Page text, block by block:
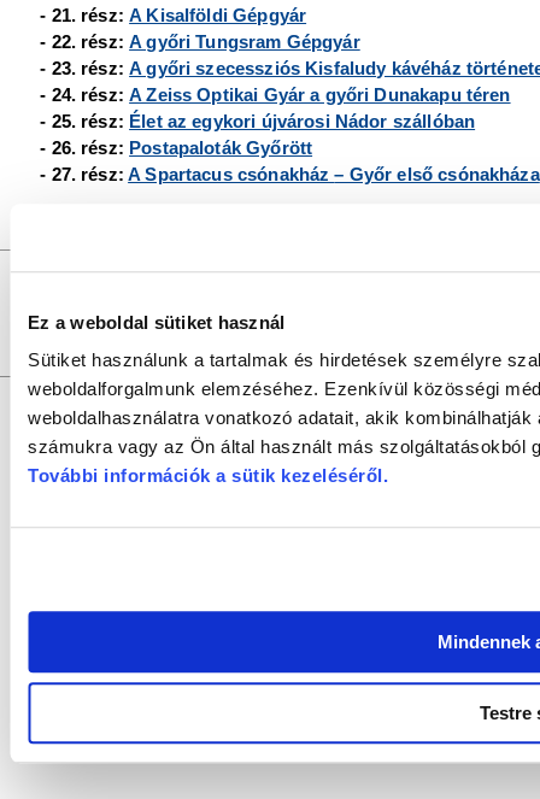
Ez a weboldal sütiket használ
Sütiket használunk a tartalmak és hirdetések személyre
weboldalforgalmunk elemzéséhez. Ezenkívül közösségi
weboldalhasználatra vonatkozó adatait, akik
számukra vagy az Ön által használt más szolgáltatásokból
További információk a sütik kezeléséről.
Mindennek
Testre
- 21. rész:A Kisalföldi Gépgyár
- 22. rész:A győri Tungsram Gépgyár
- 23. rész:A győri szecessziós Kisfaludy kávéház
- 24. rész:A Zeiss Optikai Gyár a győri Dunakapu téren
- 25. rész: Élet az egykori újvárosi Nádor szállóban
- 26. rész: Postapaloták Győrött
- 27. rész:A Spartacus csónakház– Győr első csónakháza
GYŐRI SZALONaDR. KOVÁCS PÁL KÖNYVTÁR ÉS
Szerzői jogok:az oldal teljes tartalmát szerzői jog védi, bármiféle